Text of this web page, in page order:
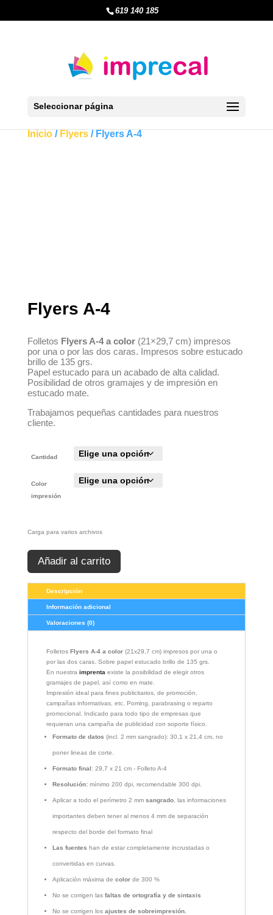
619 140 185
Seleccionar página
Inicio/ Flyers/ Flyers A-4
Flyers A-4
Folletos Flyers A-4 a color(21×29,7 cm) impresos
por una o por las dos caras. Impresos sobre estucado
brillo de 135 grs.
Papel estucado para un acabado de alta calidad.
Posibilidad de otros gramajes y de impresión en
estucado mate.
Trabajamos pequeñas cantidades para nuestros
cliente.
Cantidad
Color
impresión
Carga para varios archivos
Añadir al carrito
Descripción
Información adicional
Valoraciones (0)
Folletos Flyers A-4 a color(21x29,7 cm) impresos por una o
por las dos caras. Sobre papel estucado brillo de 135 grs.
En nuestra imprenta existe la posibilidad de elegir otros
gramajes de papel, así como en mate.
Impresión ideal para fines publicitarios, de promoción,
campañas informativas, etc. Poming, parabrasing o reparto
promocional. Indicado para todo tipo de empresas que
requieran una campaña de publicidad con soporte físico.
Formato de datos (incl. 2 mm sangrado): 30,1 x 21,4 cm, no
poner lineas de corte.
Formato final: 29,7 x 21 cm - Folleto A-4
Resolución:mínimo 200 dpi, recomendable 300 dpi.
Aplicar a todo el perímetro 2 mm sangrado, las informaciones
importantes deben tener al menos 4 mm de separación
respecto del borde del formato final
Las fuentes han de estar completamente incrustadas o
convertidas en curvas.
Aplicación máxima de colorde 300 %
No se corrigen las faltas de ortografía y de sintaxis
No se corrigen los ajustes de sobreimpresión.